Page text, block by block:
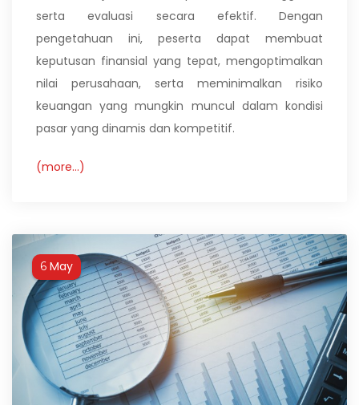
serta evaluasi secara efektif. Dengan
pengetahuan ini, peserta dapat membuat
keputusan finansial yang tepat, mengoptimalkan
nilai perusahaan, serta meminimalkan risiko
keuangan yang mungkin muncul dalam kondisi
pasar yang dinamis dan kompetitif.
(more…)
6 May